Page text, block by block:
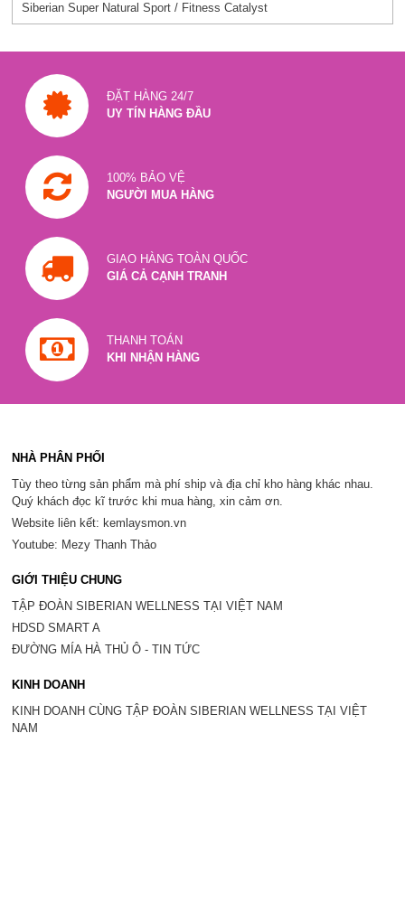
Siberian Super Natural Sport / Fitness Catalyst
ĐẶT HÀNG 24/7
UY TÍN HÀNG ĐẦU
100% BẢO VỆ
NGƯỜI MUA HÀNG
GIAO HÀNG TOÀN QUỐC
GIÁ CẢ CẠNH TRANH
THANH TOÁN
KHI NHẬN HÀNG
NHÀ PHÂN PHỐI
Tùy theo từng sản phẩm mà phí ship và địa chỉ kho hàng khác nhau.
Quý khách đọc kĩ trước khi mua hàng, xin cảm ơn.
Website liên kết: kemlaysmon.vn
Youtube: Mezy Thanh Thảo
GIỚI THIỆU CHUNG
TẬP ĐOÀN SIBERIAN WELLNESS TẠI VIỆT NAM
HDSD SMART A
ĐƯỜNG MÍA HÀ THỦ Ô - TIN TỨC
KINH DOANH
KINH DOANH CÙNG TẬP ĐOÀN SIBERIAN WELLNESS TẠI VIỆT
NAM